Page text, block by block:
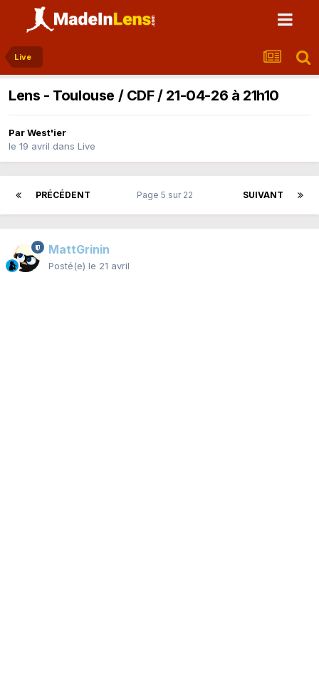
Live
Lens - Toulouse / CDF / 21-04-26 à 21h10
ParWest'ier
le 19 avril dans Live
PRÉCÉDENT SUIVANT
Page 5 sur 22
MattGrinin
Posté(e) le 21 avril